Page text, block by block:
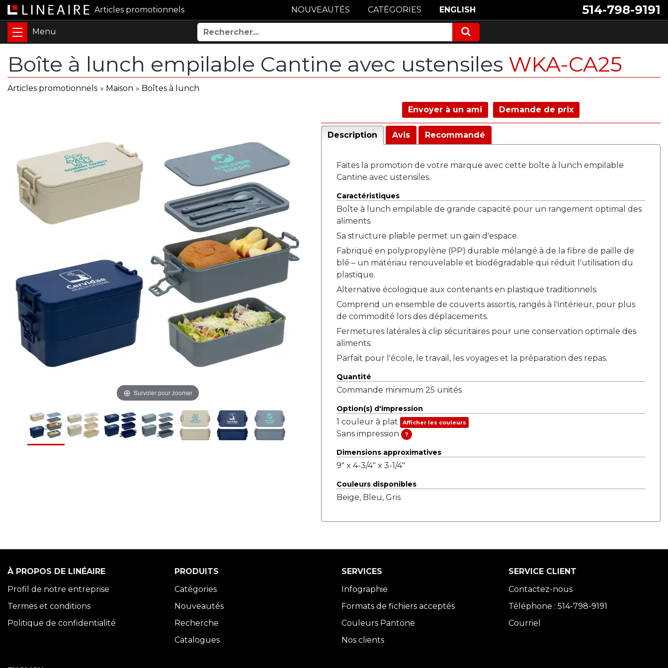
Articles promotionnels 514-798-9191
NOUVEAUTÉS CATÉGORIES ENGLISH
Boîte à lunch empilable Cantine avec ustensiles WKA-CA25
Articles promotionnels » Maison » Boîtes à lunch
Survoler pour zoomer
Envoyer à un ami Demande de prix
Description Avis Recommandé
Faites la promotion de votre marque avec cette boîte à lunch empilable
Cantine avec ustensiles.
Caractéristiques
Boîte à lunch empilable de grande capacité pour un rangement optimal des
aliments.
Sa structure pliable permet un gain d'espace.
Fabriqué en polypropylène (PP) durable mélangé à de la fibre de paille de
blé – un matériau renouvelable et biodégradable qui réduit l'utilisation du
plastique.
Alternative écologique aux contenants en plastique traditionnels.
Comprend un ensemble de couverts assortis, rangés à l'intérieur, pour plus
de commodité lors des déplacements.
Fermetures latérales à clip sécuritaires pour une conservation optimale des
aliments.
Parfait pour l'école, le travail, les voyages et la préparation des repas.
Quantité
Commande minimum 25 unités.
Option(s) d'impression
1 couleur à plat Afficher les couleurs
Sans impression ?
Dimensions approximatives
9" x 4-3/4" x 3-1/4"
Couleurs disponibles
Beige, Bleu, Gris
À PROPOS DE LINÉAIRE
Profil de notre entreprise
Termes et conditions
Politique de confidentialité
PRODUITS
Catégories
Nouveautés
Recherche
Catalogues
SERVICES
Infographie
Formats de fichiers acceptés
Couleurs Pantone
Nos clients
SERVICE CLIENT
Contactez-nous
Téléphone : 514-798-9191
Courriel